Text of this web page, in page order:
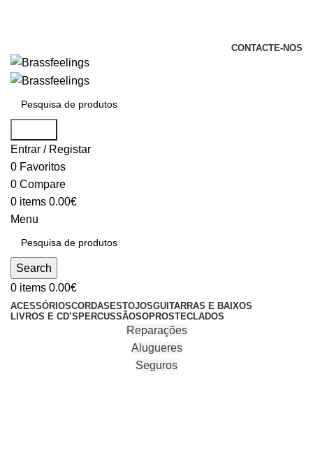
CONTACTE-NOS
Entrar / Registar
0 Favoritos
0 Compare
0 items 0.00€
Menu
Search
0 items 0.00€
ACESSÓRIOSCORDAS ESTOJOSGUITARRAS E BAIXOS
LIVROS E CD’S PERCUSSÃOSOPROSTECLADOS
Reparações
Alugueres
Seguros